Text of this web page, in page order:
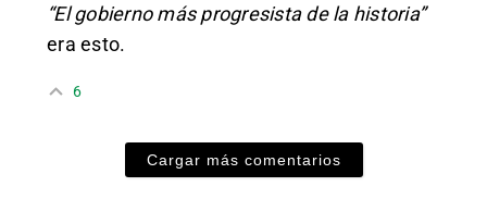
“El gobierno más progresista de la historia”
era esto.
6
Cargar más comentarios